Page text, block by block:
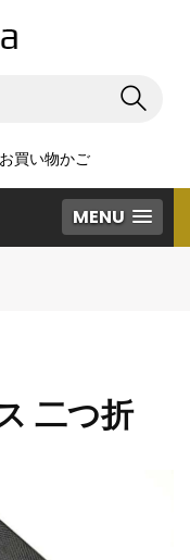
お買い物かご
MENU
二つ折